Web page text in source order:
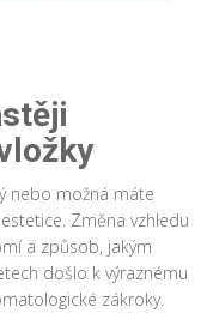
nebo možná máte
Změna vzhledu
a způsob, jakým
došlo k výraznému
zákroky.